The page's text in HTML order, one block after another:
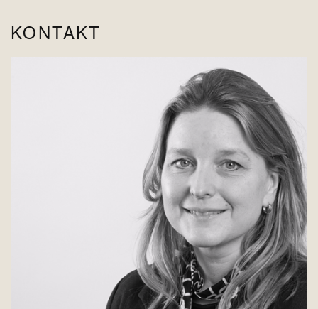
KONTAKT